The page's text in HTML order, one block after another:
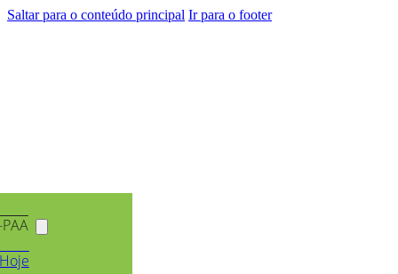
Saltar para o conteúdo principal Ir para o footer